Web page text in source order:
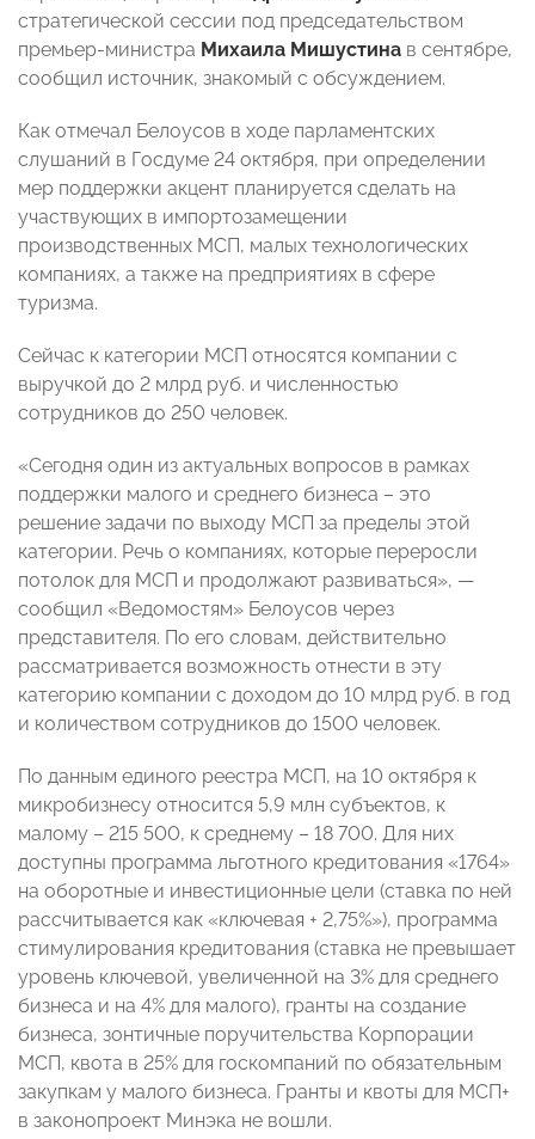
стратегической сессии под председательством
премьер-министра Михаила Мишустина в сентябре,
сообщил источник, знакомый с обсуждением.
Как отмечал Белоусов в ходе парламентских
слушаний в Госдуме 24 октября, при определении
мер поддержки акцент планируется сделать на
участвующих в импортозамещении
производственных МСП, малых технологических
компаниях, а также на предприятиях в сфере
туризма.
Сейчас к категории МСП относятся компании с
выручкой до 2 млрд руб. и численностью
сотрудников до 250 человек.
«Сегодня один из актуальных вопросов в рамках
поддержки малого и среднего бизнеса – это
решение задачи по выходу МСП за пределы этой
категории. Речь о компаниях, которые переросли
потолок для МСП и продолжают развиваться», —
сообщил «Ведомостям» Белоусов через
представителя. По его словам, действительно
рассматривается возможность отнести в эту
категорию компании с доходом до 10 млрд руб. в год
и количеством сотрудников до 1500 человек.
По данным единого реестра МСП, на 10 октября к
микробизнесу относится 5,9 млн субъектов, к
малому – 215 500, к среднему – 18 700. Для них
доступны программа льготного кредитования «1764»
на оборотные и инвестиционные цели (ставка по ней
рассчитывается как «ключевая + 2,75%»), программа
стимулирования кредитования (ставка не превышает
уровень ключевой, увеличенной на 3% для среднего
бизнеса и на 4% для малого), гранты на создание
бизнеса, зонтичные поручительства Корпорации
МСП, квота в 25% для госкомпаний по обязательным
закупкам у малого бизнеса. Гранты и квоты для МСП+
в законопроект Минэка не вошли.